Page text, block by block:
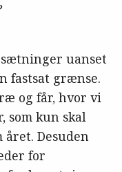
uanset
fastsat grænse.
og får, hvor vi
som kun skal
Desuden
for